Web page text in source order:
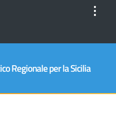
⋮
Regionale per la Sicilia